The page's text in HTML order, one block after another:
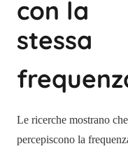
con la
stessa
Le ricerche mostrano
percepiscono la